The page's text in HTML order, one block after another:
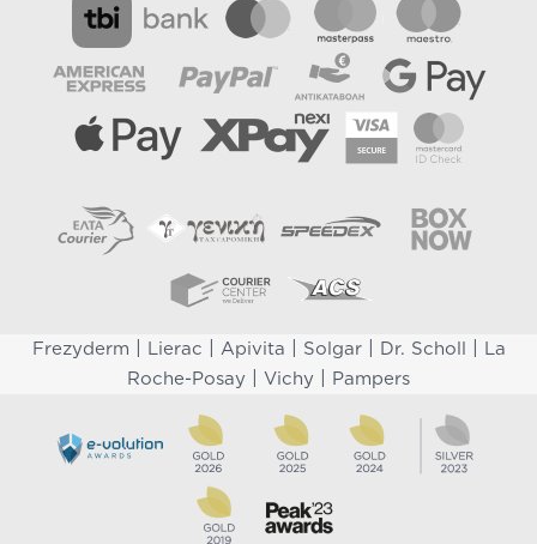
Frezyderm Lierac Apivita Solgar| Dr. Scholl
La
Roche-Posay
Vichy Pampers